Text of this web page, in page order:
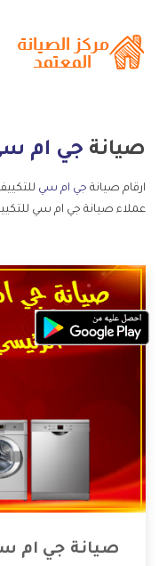
صيانة جي ام
ارقام صيانة جي ام سي
عملاء صيانة جي ام سي
صيانة جي ام